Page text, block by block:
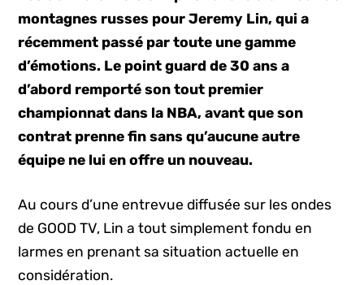
montagnes russes pour Jeremy Lin, qui a
récemment passé par toute une gamme
d’émotions. Le point guard de 30 ans a
d’abord remporté son tout premier
championnat dans la NBA, avant que son
contrat prenne fin sans qu’aucune autre
équipe ne lui en offre un nouveau.
Au cours d’une entrevue diffusée sur les ondes
de GOOD TV, Lin a tout simplement fondu en
larmes en prenant sa situation actuelle en
considération.